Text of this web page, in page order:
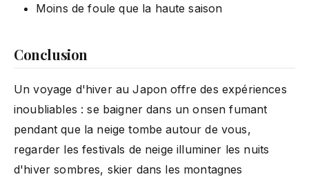
Moins de foule que la haute saison
Conclusion
Un voyage d'hiver au Japon offre des expériences
inoubliables : se baigner dans un onsen fumant
pendant que la neige tombe autour de vous,
regarder les festivals de neige illuminer les nuits
d'hiver sombres, skier dans les montagnes